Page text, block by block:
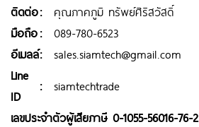
ติดต่อ:
คุณภาคภูมิ ทรัพย์ศิริสวัสดิ์
มือถือ:
089-780-6523
อีเมลล์:
sales.siamtech@gmail.com
Line
ID
:
siamtechtrade
เลขประจำตัวผู้เสียภาษี 0-1055-56016-76-2